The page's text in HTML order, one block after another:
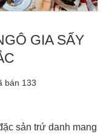
GIA SẤY
bán 133
sản trứ danh mang